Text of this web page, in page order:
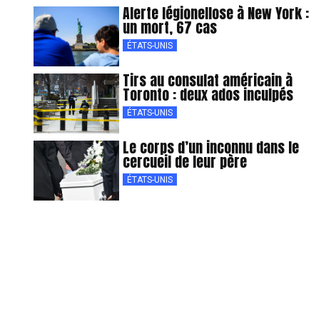
Alerte légionellose à New York :
un mort, 67 cas
ÉTATS-UNIS
Tirs au consulat américain à
Toronto : deux ados inculpés
ÉTATS-UNIS
Le corps d’un inconnu dans le
cercueil de leur père
ÉTATS-UNIS